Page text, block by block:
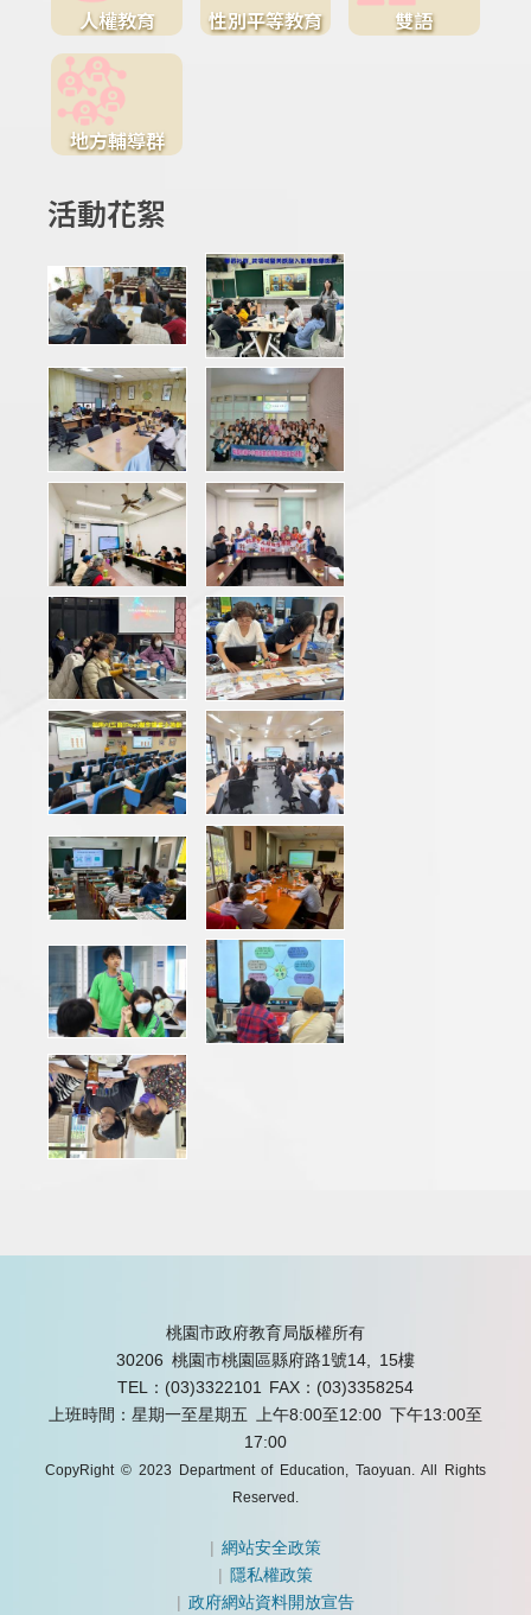
人權教育 性別平等教育 雙語
地方輔導群
活動花絮
桃園市政府教育局版權所有
30206 桃園市桃園區縣府路1號14, 15樓
TEL：(03)3322101
FAX：(03)3358254
上班時間：星期一至星期五 上午8:00至12:00 下午13:00至
17:00
CopyRight © 2023 Department of Education, Taoyuan. All Rights
Reserved.
|網站安全政策
| 隱私權政策
|政府網站資料開放宣告